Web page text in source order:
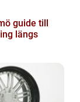
till
längs